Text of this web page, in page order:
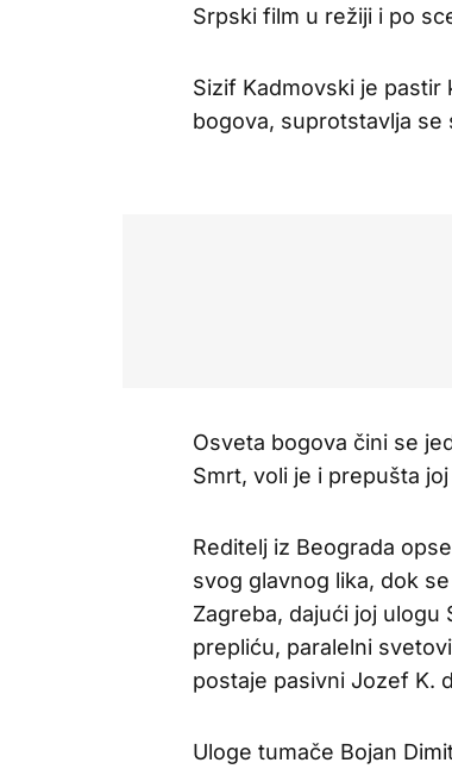
Srpski film u režiji i po
Sizif Kadmovski je pastir
bogova, suprotstavlja se
Osveta bogova čini se
Smrt, voli je i prepušta
Reditelj iz Beograda
svog glavnog lika, dok
Zagreba, dajući joj
prepliću, paralelni
postaje pasivni Jozef K.
Uloge tumače Bojan